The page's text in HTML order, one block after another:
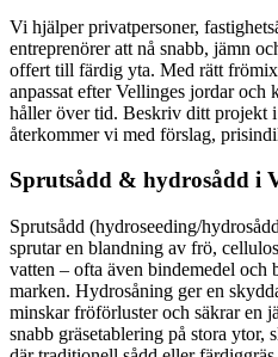
Vi hjälper privatpersoner,
entreprenörer att nå snabb, jämn
offert till färdig yta. Med rätt
anpassat efter Vellinges jordar och
håller över tid. Beskriv ditt projekt
återkommer vi med förslag,
Sprutsådd & hydrosådd i
Sprutsådd (hydroseeding/
sprutar en blandning av frö,
vatten – ofta även bindemedel och
marken. Hydrosåning ger en
minskar fröförluster och säkrar en
snabb gräsetablering på stora ytor,